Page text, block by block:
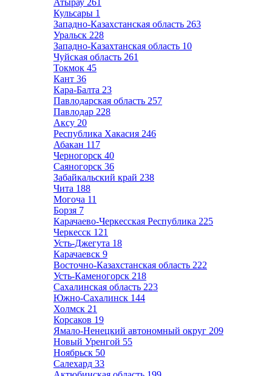
Атырау 261
Кульсары 1
Западно-Казахстанская область 263
Уральск 228
Западно-Казахтанская область 10
Чуйская область 261
Токмок 45
Кант 36
Кара-Балта 23
Павлодарская область 257
Павлодар 228
Аксу 20
Республика Хакасия 246
Абакан 117
Черногорск 40
Саяногорск 36
Забайкальский край 238
Чита 188
Могоча 11
Борзя 7
Карачаево-Черкесская Республика 225
Черкесск 121
Усть-Джегута 18
Карачаевск 9
Восточно-Казахстанская область 222
Усть-Каменогорск 218
Сахалинская область 223
Южно-Сахалинск 144
Холмск 21
Корсаков 19
Ямало-Ненецкий автономный округ 209
Новый Уренгой 55
Ноябрьск 50
Салехард 33